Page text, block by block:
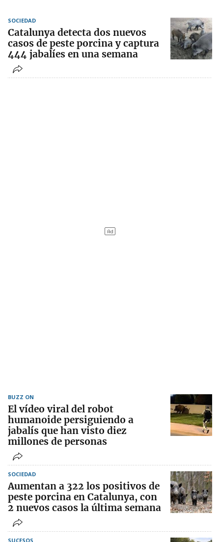
SOCIEDAD
Catalunya detecta dos nuevos
casos de peste porcina y captura
444 jabalíes en una semana
BUZZ ON
El vídeo viral del robot
humanoide persiguiendo a
jabalís que han visto diez
millones de personas
SOCIEDAD
Aumentan a 322 los positivos de
peste porcina en Catalunya, con
2 nuevos casos la última semana
SUCESOS